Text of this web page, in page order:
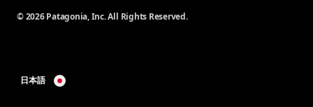
© 2026 Patagonia, Inc. All Rights Reserved.
日本語